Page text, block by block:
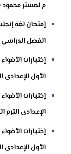
م لمستر
إمتحان لغة
الفصل الدراسي
إختبارات
الأول الإعدادى
إختبارات
الإعدادى الترم
إختبارات
الأول الإعدادى